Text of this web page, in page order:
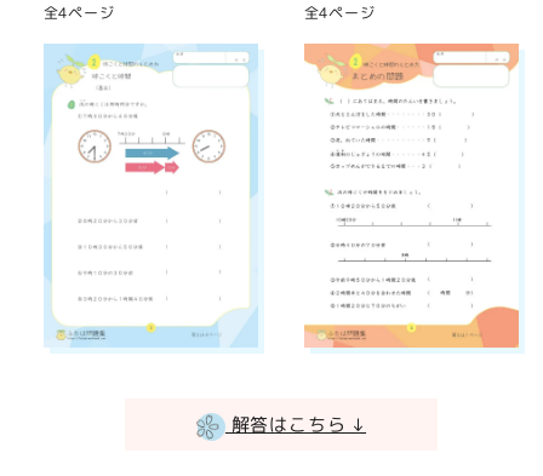
全4ページ 全4ページ
解答はこちら ↓